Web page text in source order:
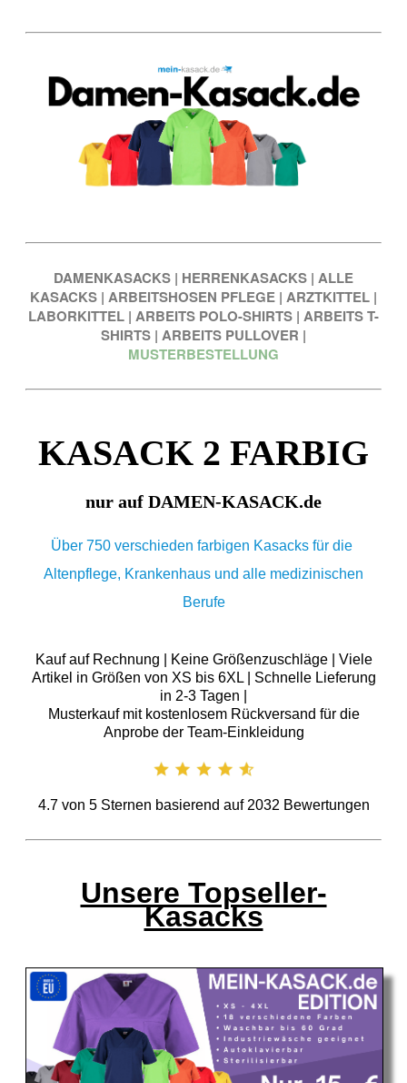
DAMENKASACKS | HERRENKASACKS | ALLE
KASACKS | ARBEITSHOSEN PFLEGE | ARZTKITTEL |
LABORKITTEL | ARBEITS POLO-SHIRTS | ARBEITS T-
SHIRTS | ARBEITS PULLOVER |
MUSTERBESTELLUNG
KASACK 2 FARBIG
nur auf DAMEN-KASACK.de
Über 750 verschieden farbigen Kasacks für die
Altenpflege, Krankenhaus und alle medizinischen
Berufe
Kauf auf Rechnung | Keine Größenzuschläge | Viele
Artikel in Größen von XS bis 6XL | Schnelle Lieferung
in 2-3 Tagen |
Musterkauf mit kostenlosem Rückversand für die
Anprobe der Team-Einkleidung
4.7von 5Sternen basierend auf 2032 Bewertungen
Unsere Topseller-
Kasacks